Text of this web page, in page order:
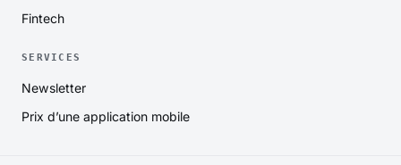
Fintech
SERVICES
Newsletter
Prix d’une application mobile